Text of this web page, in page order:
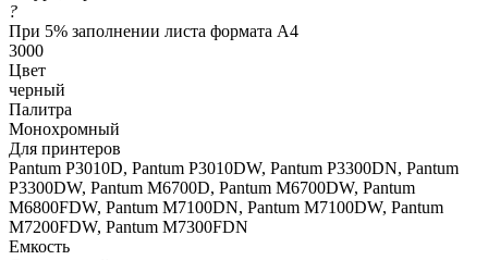
?
При 5% заполнении листа формата А4
3000
Цвет
черный
Палитра
Монохромный
Для принтеров
Pantum P3010D, Pantum P3010DW, Pantum P3300DN, Pantum
P3300DW, Pantum M6700D, Pantum M6700DW, Pantum
M6800FDW, Pantum M7100DN, Pantum M7100DW, Pantum
M7200FDW, Pantum M7300FDN
Емкость